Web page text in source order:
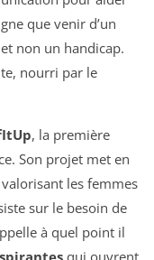
que venir d’un
et non un handicap.
nourri par le
, la première
Son projet met en
les femmes
sur le besoin de
à quel point il
qui ouvrent